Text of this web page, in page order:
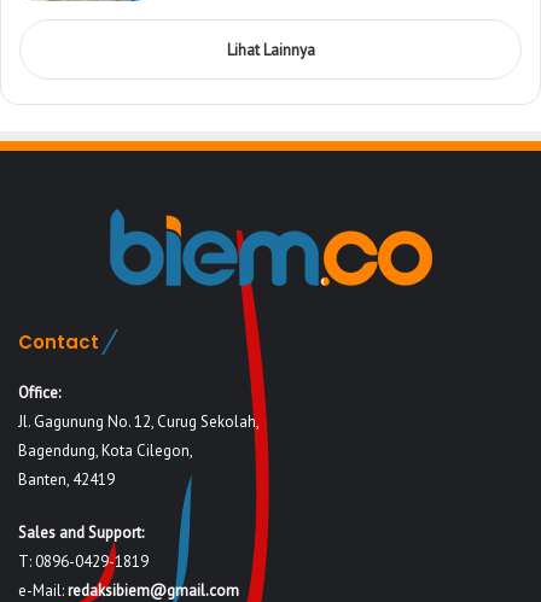
Lihat Lainnya
Contact
Office:
Jl. Gagunung No. 12, Curug Sekolah,
Bagendung, Kota Cilegon,
Banten, 42419
Sales and Support:
T: 0896-0429-1819
e-Mail:redaksibiem@gmail.com